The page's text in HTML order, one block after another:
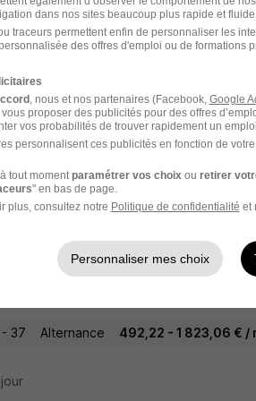
- Vendeur -
Tours
37 Alternance 492,22 - 1 823,06 € /
- Vendeur -
37 Alternance 492,22 - 1 823,06 € /
dans nos sites beaucoup plus rapide et fluide.
traceurs permettent enfin de personnaliser les
des offres d'emploi ou de formations
, nous et nos partenaires (Facebook, Google
proposer des publicités pour des offres
vos probabilités de trouver rapidement un
personnalisent ces publicités en fonction de
tout moment paramétrer vos choix ou retirer
" en bas de page.
plus, consultez notre Politique de confidentialité et
Personnaliser mes choix